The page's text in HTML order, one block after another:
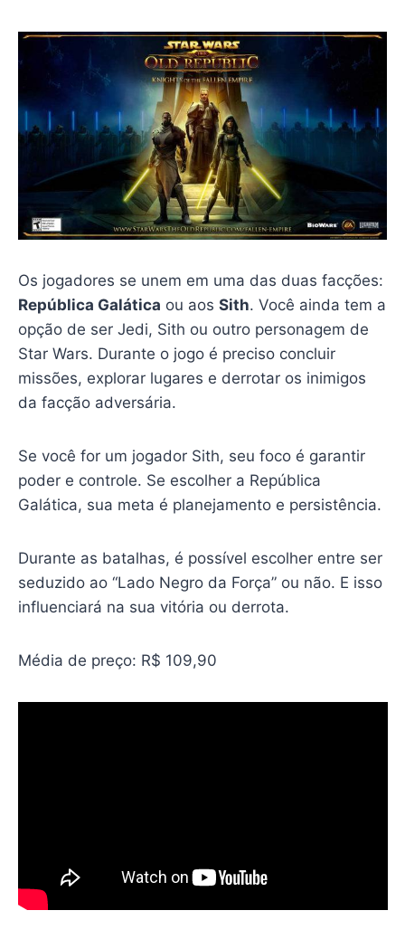
Os jogadores se unem em uma das duas facções:
República Galática ou aos Sith. Você ainda tem a
opção de ser Jedi, Sith ou outro personagem de
Star Wars. Durante o jogo é preciso concluir
missões, explorar lugares e derrotar os inimigos
da facção adversária.
Se você for um jogador Sith, seu foco é garantir
poder e controle. Se escolher a República
Galática, sua meta é planejamento e persistência.
Durante as batalhas, é possível escolher entre ser
seduzido ao “Lado Negro da Força” ou não. E isso
influenciará na sua vitória ou derrota.
Média de preço: R$ 109,90